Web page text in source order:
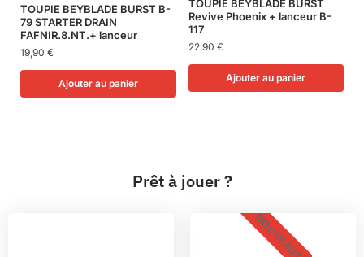
TOUPIE BEYBLADE BURST B-
79 STARTER DRAIN
FAFNIR.8.NT.+ lanceur
19,90 €
Ajouter au panier
TOUPIE BEYBLADE BURST
Revive Phoenix + lanceur B-
117
22,90 €
Ajouter au panier
Prêt à jouer ?
NOUVEAUTÉS